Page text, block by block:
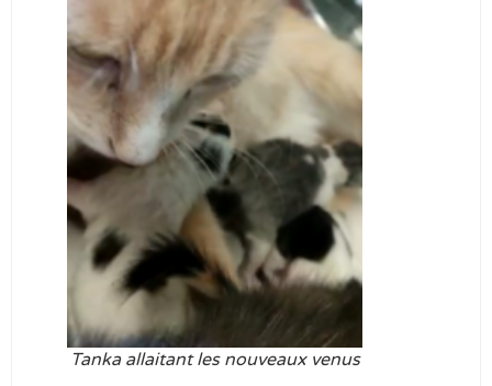
Tanka allaitant les nouveaux venus